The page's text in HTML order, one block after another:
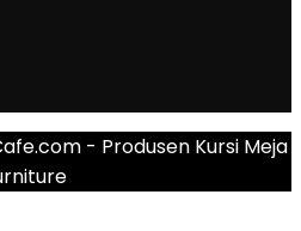
- Produsen Kursi Meja